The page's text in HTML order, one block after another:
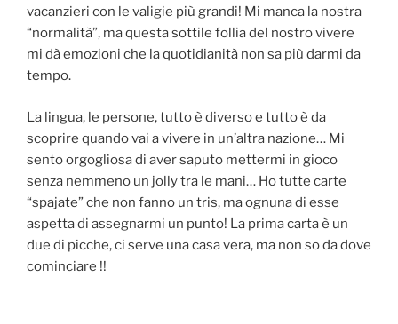
vacanzieri con le valigie più grandi! Mi manca la nostra
“normalità”, ma questa sottile follia del nostro vivere
mi dà emozioni che la quotidianità non sa più darmi da
tempo.
La lingua, le persone, tutto è diverso e tutto è da
scoprire quando vai a vivere in un’altra nazione… Mi
sento orgogliosa di aver saputo mettermi in gioco
senza nemmeno un jolly tra le mani… Ho tutte carte
“spajate” che non fanno un tris, ma ognuna di esse
aspetta di assegnarmi un punto! La prima carta è un
due di picche, ci serve una casa vera, ma non so da dove
cominciare !!